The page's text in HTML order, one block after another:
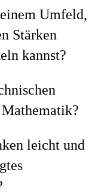
Umfeld,
Stärken
kannst?
leicht und